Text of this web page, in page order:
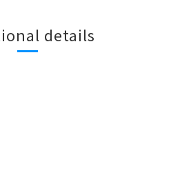
details